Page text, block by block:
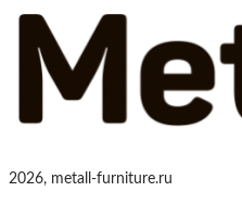
2026, metall-furniture.ru